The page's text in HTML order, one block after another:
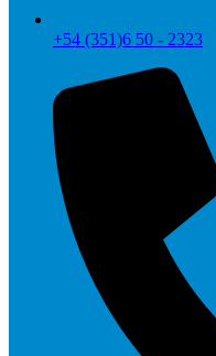
+54 (351)6 50 - 2323